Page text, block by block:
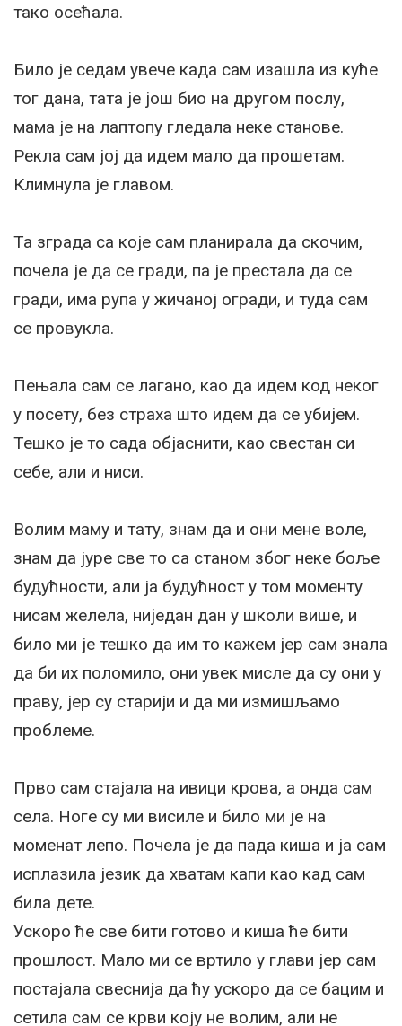
тако осећала.
Било је седам увече када сам изашла из куће
тог дана, тата је још био на другом послу,
мама је на лаптопу гледала неке станове.
Рекла сам јој да идем мало да прошетам.
Климнула је главом.
Та зграда са које сам планирала да скочим,
почела је да се гради, па је престала да се
гради, има рупа у жичаној огради, и туда сам
се провукла.
Пењала сам се лагано, као да идем код неког
у посету, без страха што идем да се убијем.
Тешко је то сада објаснити, као свестан си
себе, али и ниси.
Волим маму и тату, знам да и они мене воле,
знам да јуре све то са станом због неке боље
будућности, али ја будућност у том моменту
нисам желела, ниједан дан у школи више, и
било ми је тешко да им то кажем јер сам знала
да би их поломило, они увек мисле да су они у
праву, јер су старији и да ми измишљамо
проблеме.
Прво сам стајала на ивици крова, а онда сам
села. Ноге су ми висиле и било ми је на
моменат лепо. Почела је да пада киша и ја сам
исплазила језик да хватам капи као кад сам
била дете.
Ускоро ће све бити готово и киша ће бити
прошлост. Мало ми се вртило у глави јер сам
постајала свеснија да ћу ускоро да се бацим и
сетила сам се крви коју не волим, али не